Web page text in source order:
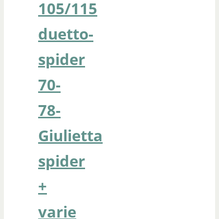
105/115
duetto-
spider
70-
78-
Giulietta
spider
+
varie